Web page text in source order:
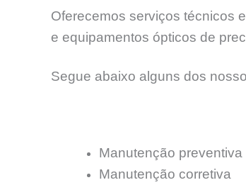
Oferecemos serviços técnicos
e equipamentos ópticos de
Segue abaixo alguns dos
Manutenção preventiva
Manutenção corretiva